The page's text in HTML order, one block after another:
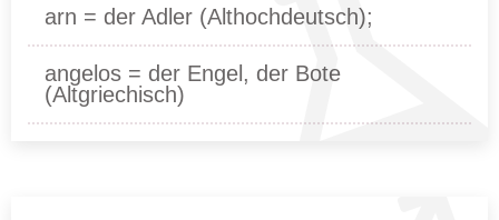
arn = der Adler (Althochdeutsch);
angelos = der Engel, der Bote
(Altgriechisch)